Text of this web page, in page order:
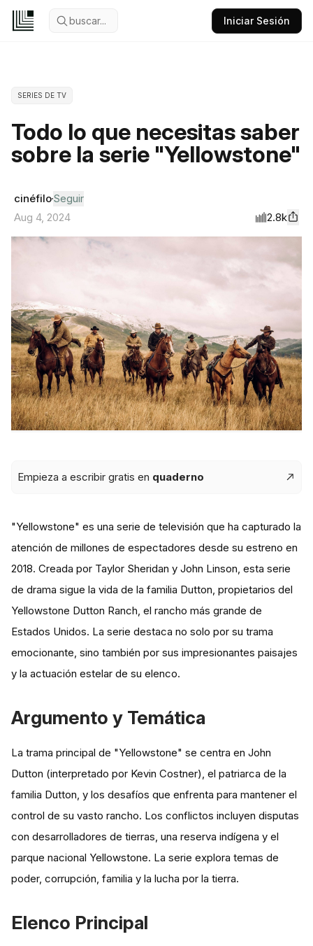
buscar... Iniciar Sesión
SERIES DE TV
Todo lo que necesitas saber
sobre la serie "Yellowstone"
cinéfiloSeguir
Aug 4, 2024
2.8k
Empieza a escribir gratis en quaderno
"Yellowstone" es una serie de televisión que ha capturado la
atención de millones de espectadores desde su estreno en
2018. Creada por Taylor Sheridan y John Linson, esta serie
de drama sigue la vida de la familia Dutton, propietarios del
Yellowstone Dutton Ranch, el rancho más grande de
Estados Unidos. La serie destaca no solo por su trama
emocionante, sino también por sus impresionantes paisajes
y la actuación estelar de su elenco.
Argumento y Temática
La trama principal de "Yellowstone" se centra en John
Dutton (interpretado por Kevin Costner), el patriarca de la
familia Dutton, y los desafíos que enfrenta para mantener el
control de su vasto rancho. Los conflictos incluyen disputas
con desarrolladores de tierras, una reserva indígena y el
parque nacional Yellowstone. La serie explora temas de
poder, corrupción, familia y la lucha por la tierra.
Elenco Principal